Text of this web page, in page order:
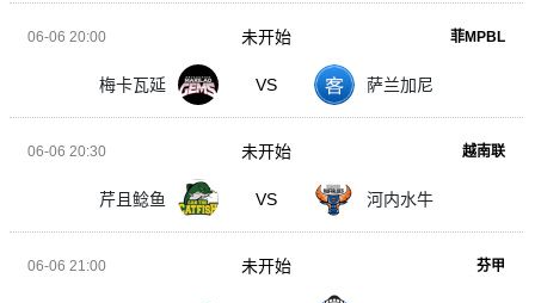
06-06 20:00 菲MPBL
梅卡瓦延 VS 萨兰加尼
未开始
06-06 20:30 越南联
芹且鲶鱼 VS 河内水牛
未开始
06-06 21:00 芬甲
未开始